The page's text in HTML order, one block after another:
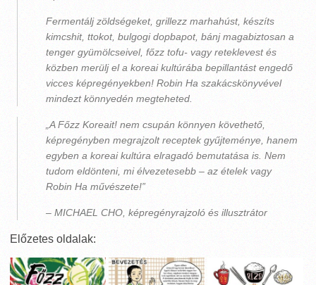
Fermentálj zöldségeket, grillezz marhahúst, készíts
kimcshit, ttokot, bulgogi dopbapot, bánj magabiztosan a
tenger gyümölcseivel, főzz tofu- vagy reteklevest és
közben merülj el a koreai kultúrába bepillantást engedő
vicces képregényekben! Robin Ha szakácskönyvével
mindezt könnyedén megteheted.
„A Főzz Koreait! nem csupán könnyen követhető,
képregényben megrajzolt receptek gyűjteménye, hanem
egyben a koreai kultúra elragadó bemutatása is. Nem
tudom eldönteni, mi élvezetesebb – az ételek vagy
Robin Ha művészete!”
– MICHAEL CHO, képregényrajzoló és illusztrátor
Előzetes oldalak: